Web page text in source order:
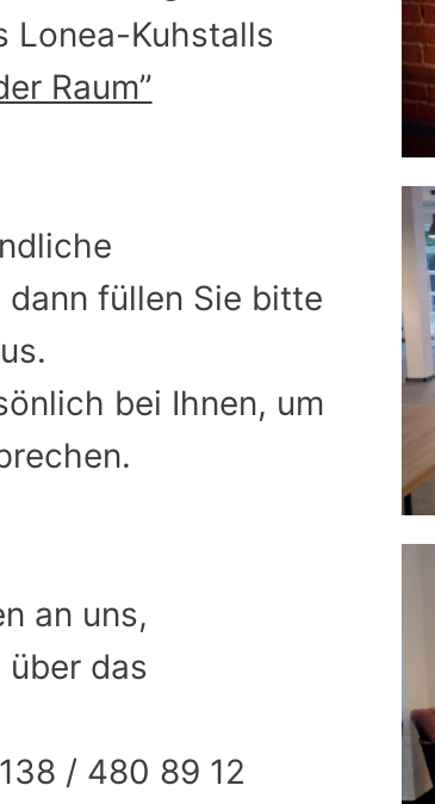
Lonea-Kuhstalls
Raum”
füllen Sie bitte
bei Ihnen, um
an uns,
das
/ 480 89 12